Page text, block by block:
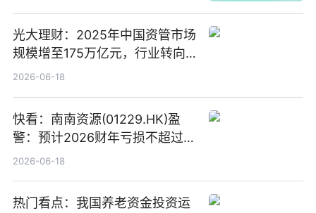
光大理财：2025年中国资管市场
规模增至175万亿元，行业转向
“量质并重”
2026-06-18
快看：南南资源(01229.HK)盈
警：预计2026财年亏损不超过
1000万港元
2026-06-18
热门看点：我国养老资金投资运